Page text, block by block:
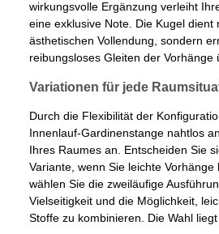
wirkungsvolle Ergänzung verleiht
eine exklusive Note. Die Kugel dient
ästhetischen Vollendung, sondern
reibungsloses Gleiten der Vorhänge
Variationen für jede
Durch die Flexibilität der
Innenlauf-Gardinenstange nahtlos
Ihres Raumes an. Entscheiden Sie
Variante, wenn Sie leichte
wählen Sie die zweiläufige
Vielseitigkeit und die Möglichkeit,
Stoffe zu kombinieren. Die Wahl